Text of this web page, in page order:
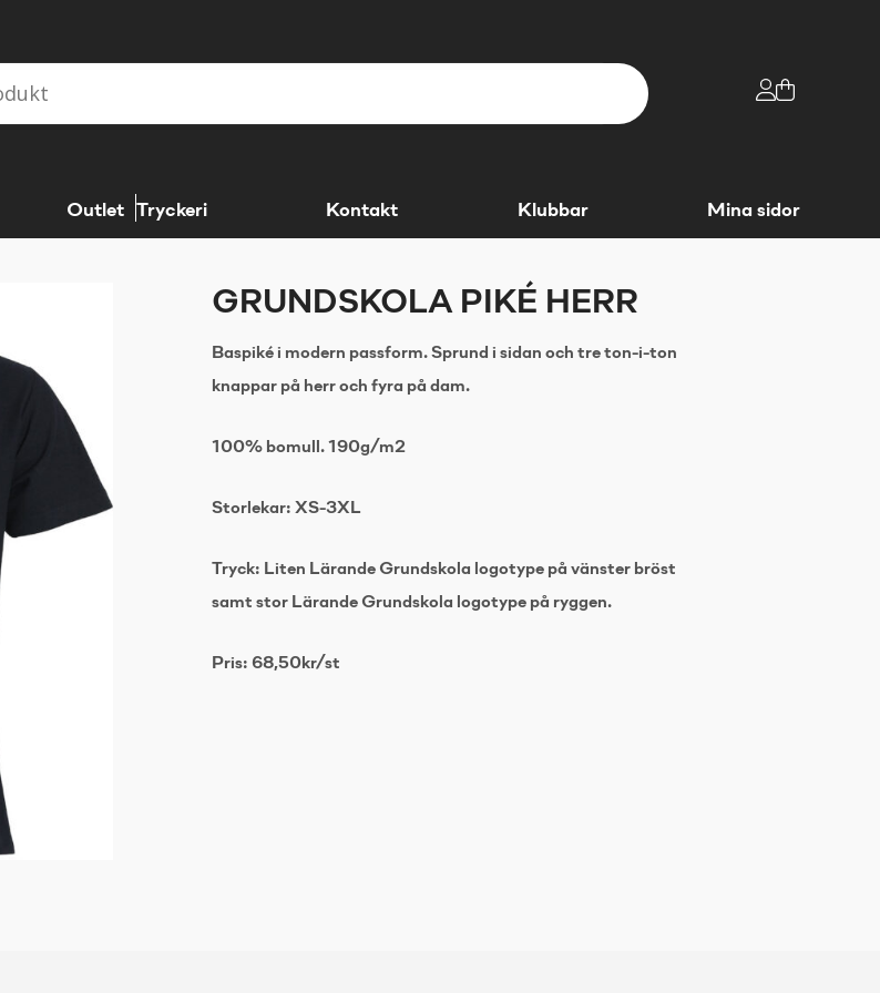
Outlet Tryckeri Kontakt Klubbar Mina sidor
GRUNDSKOLA PIKÉ HERR
Baspiké i modern passform. Sprund i sidan och tre ton-i-ton
knappar på herr och fyra på dam.
100% bomull. 190g/m2
Storlekar: XS-3XL
Tryck: Liten Lärande Grundskola logotype på vänster bröst
samt stor Lärande Grundskola logotype på ryggen.
Pris: 68,50kr/st